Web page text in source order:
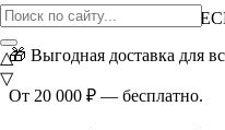
ВНИМАНИЕ АКЦИЯ!
🎁 Выгодная доставка для
От 20 000 ₽ — бесплатно.
△
▽